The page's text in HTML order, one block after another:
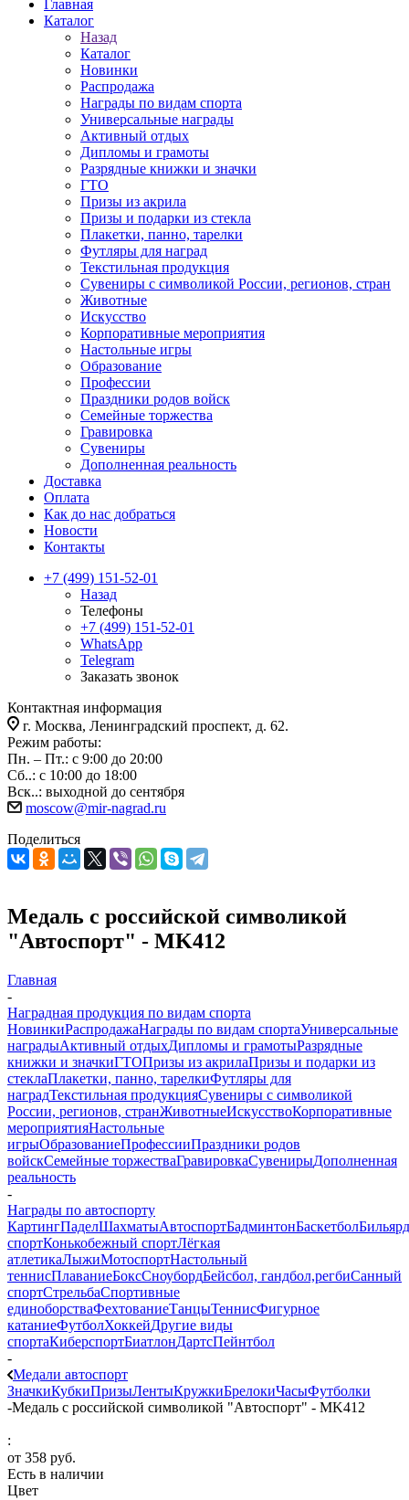
Главная
Каталог
Назад
Каталог
Новинки
Распродажа
Награды по видам спорта
Универсальные награды
Активный отдых
Дипломы и грамоты
Разрядные книжки и значки
ГТО
Призы из акрила
Призы и подарки из стекла
Плакетки, панно, тарелки
Футляры для наград
Текстильная продукция
Сувениры с символикой России, регионов, стран
Животные
Искусство
Корпоративные мероприятия
Настольные игры
Образование
Профессии
Праздники родов войск
Семейные торжества
Гравировка
Сувениры
Дополненная реальность
Доставка
Оплата
Как до нас добраться
Новости
Контакты
+7 (499) 151-52-01
Назад
Телефоны
+7 (499) 151-52-01
WhatsApp
Telegram
Заказать звонок
Контактная информация
г. Москва, Ленинградский проспект, д. 62.
Режим работы:
Пн. – Пт.: с 9:00 до 20:00
Сб..: с 10:00 до 18:00
Вск..: выходной до сентября
moscow@mir-nagrad.ru
Поделиться
Медаль с российской символикой
"Автоспорт" - MK412
Главная
-
Наградная продукция по видам спорта
НовинкиРаспродажаНаграды по видам спортаУниверсальные
наградыАктивный отдыхДипломы и грамотыРазрядные
книжки и значкиГТОПризы из акрилаПризы и подарки из
стеклаПлакетки, панно, тарелкиФутляры для
наградТекстильная продукцияСувениры с символикой
России, регионов, странЖивотныеИскусствоКорпоративные
мероприятияНастольные
игрыОбразованиеПрофессииПраздники родов
войскСемейные торжестваГравировкаСувенирыДополненная
реальность
-
Награды по автоспорту
КартингПаделШахматыАвтоспортБадминтонБаскетболБильярд
спортКонькобежный спортЛёгкая
атлетикаЛыжиМотоспортНастольный
теннисПлаваниеБоксСноубордБейсбол, гандбол,регбиСанный
спортСтрельбаСпортивные
единоборстваФехтованиеТанцыТеннисФигурное
катаниеФутболХоккейДругие виды
спортаКиберспортБиатлонДартсПейнтбол
-
Медали автоспорт
ЗначкиКубкиПризыЛентыКружкиБрелокиЧасыФутболки
-Медаль с российской символикой "Автоспорт" - MK412
:
от 358 руб.
Есть в наличии
Цвет